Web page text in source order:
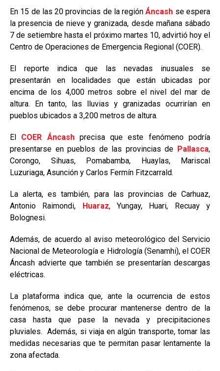
En 15 de las 20 provincias de la regiónÁncash se espera
la presencia de nieve y granizada, desde mañana sábado
7 de setiembre hasta el próximo martes 10, advirtió hoy el
Centro de Operaciones de Emergencia Regional (COER).
El reporte indica que las nevadas inusuales se
presentarán en localidades que están ubicadas por
encima de los 4,000 metros sobre el nivel del mar de
altura. En tanto, las lluvias y granizadas ocurrirían en
pueblos ubicados a 3,200 metros de altura.
El COER Áncashprecisa que este fenómeno podría
presentarse en pueblos de las provincias de Pallasca,
Corongo, Sihuas, Pomabamba, Huaylas, Mariscal
Luzuriaga, Asunción y Carlos Fermín Fitzcarrald.
La alerta, es también, para las provincias de Carhuaz,
Antonio Raimondi, Huaraz, Yungay, Huari, Recuay y
Bolognesi.
Además, de acuerdo al aviso meteorológico del Servicio
Nacional de Meteorología e Hidrología (Senamhi), el COER
Áncash advierte que también se presentarían descargas
eléctricas.
La plataforma indica que, ante la ocurrencia de estos
fenómenos, se debe procurar mantenerse dentro de la
casa hasta que pase la nevada y precipitaciones
pluviales. Además, si viaja en algún transporte, tomar las
medidas necesarias que te permitan pasar lentamente la
zona afectada.